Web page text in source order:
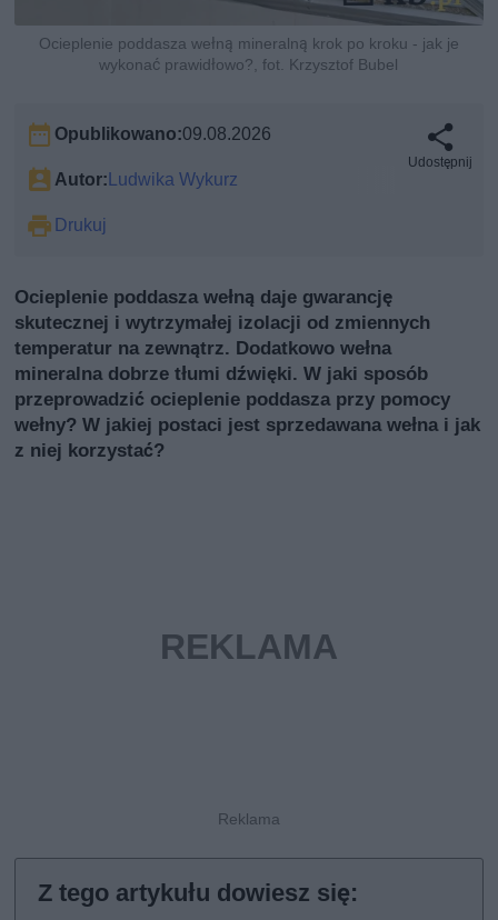
Ocieplenie poddasza wełną mineralną krok po kroku - jak je
wykonać prawidłowo?, fot. Krzysztof Bubel
Opublikowano:09.08.2026
Autor: Ludwika Wykurz
Drukuj
Udostępnij
Ocieplenie poddasza wełną daje gwarancję
skutecznej i wytrzymałej izolacji od zmiennych
temperatur na zewnątrz. Dodatkowo wełna
mineralna dobrze tłumi dźwięki. W jaki sposób
przeprowadzić ocieplenie poddasza przy pomocy
wełny? W jakiej postaci jest sprzedawana wełna i jak
z niej korzystać?